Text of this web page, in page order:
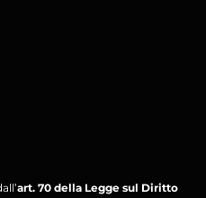
art. 70 della Legge sul Diritto